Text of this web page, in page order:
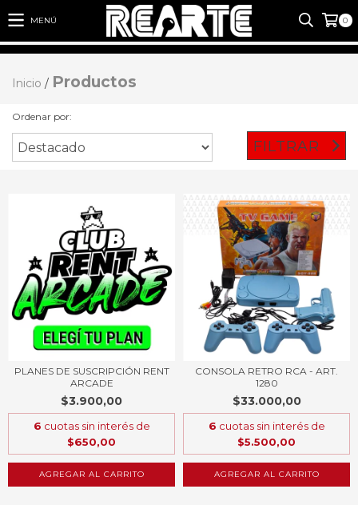
MENÚ 0
Inicio / Productos
Ordenar por:
FILTRAR
PLANES DE SUSCRIPCIÓN RENT
ARCADE
$3.900,00
6 cuotas sin interés de
$650,00
CONSOLA RETRO RCA - ART.
1280
$33.000,00
6 cuotas sin interés de
$5.500,00
AGREGAR AL CARRITO